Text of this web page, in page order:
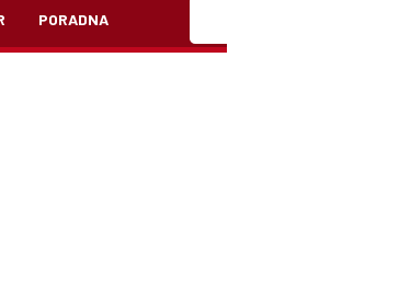
PORADNA